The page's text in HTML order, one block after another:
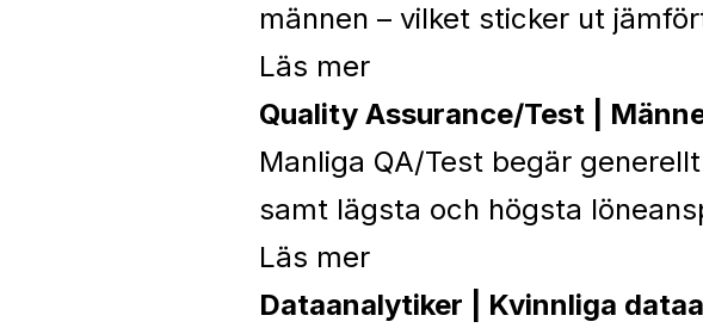
männen – vilket sticker ut
Läs mer
Quality Assurance/Test |
Manliga QA/Test begär
samt lägsta och högsta
Läs mer
Dataanalytiker | Kvinnliga